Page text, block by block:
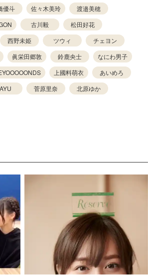
優斗 佐々木美玲
渡邉美穂
古川毅
松田好花
西野未姫 ツウィ
チェヨン
眞栄田郷敦 鈴鹿央士
なにわ男子
上國料萌衣
あいめろ
菅原里奈
北原ゆか